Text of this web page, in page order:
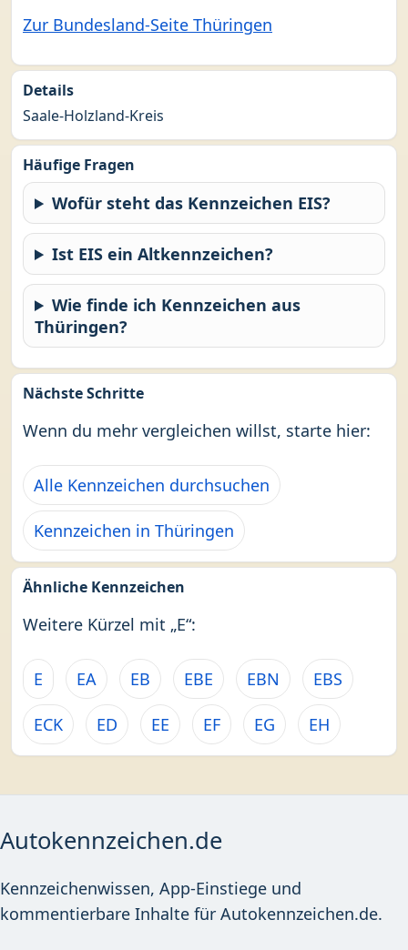
Zur Bundesland-Seite Thüringen
Details
Saale-Holzland-Kreis
Häufige Fragen
Wofür steht das Kennzeichen EIS?
Ist EIS ein Altkennzeichen?
Wie finde ich Kennzeichen aus
Thüringen?
Nächste Schritte
Wenn du mehr vergleichen willst, starte hier:
Alle Kennzeichen durchsuchen
Kennzeichen in Thüringen
Ähnliche Kennzeichen
Weitere Kürzel mit „E“:
E EA EB EBE EBN EBS
ECK ED EE EF EG EH
Autokennzeichen.de
Kennzeichenwissen, App-Einstiege und
kommentierbare Inhalte für Autokennzeichen.de.